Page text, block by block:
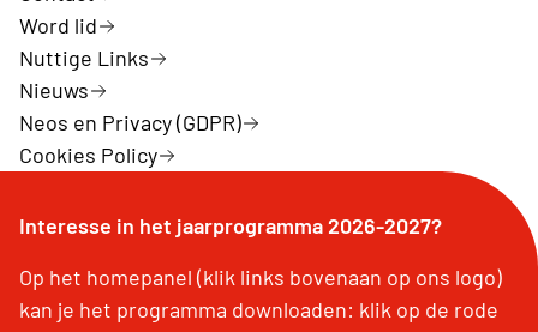
Word lid
Nuttige Links
Nieuws
Neos en Privacy (GDPR)
Cookies Policy
Interesse in het jaarprogramma 2026-2027?
Op het homepanel (klik links bovenaan op ons logo)
kan je het programma downloaden: klik op de rode